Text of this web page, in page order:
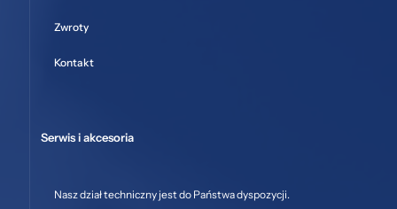
Zwroty
Kontakt
Serwis i akcesoria
Nasz dział techniczny jest do Państwa dyspozycji.